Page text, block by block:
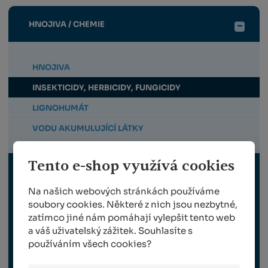
Tento e-shop využívá cookies
Na našich webových stránkách používáme
soubory cookies. Některé z nich jsou nezbytné,
zatímco jiné nám pomáhají vylepšit tento web
a váš uživatelský zážitek. Souhlasíte s
používáním všech cookies?
HNOJIVA / CHEMIE
HNOJIVA
INSEKTICIDY, HERBICIDY, FUNGICIDY
LIGNOHUMÁT
VODU AKUMULUJÍCÍ LÁTKY
RUČNÍ NÁŘADÍ
STROJE A ZAŘÍZENÍ
TRAVNÍ OSIVO